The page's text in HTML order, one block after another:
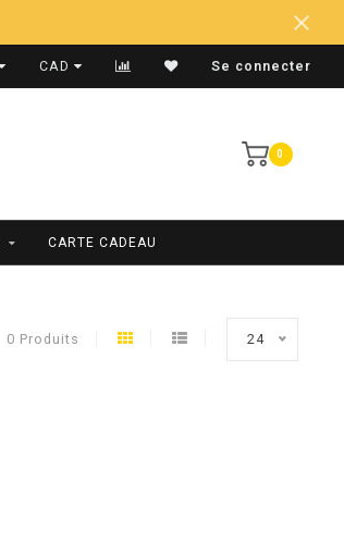
Expédition Rapide
CAD Se connecter
0
CARTE CADEAU
0 Produits 24